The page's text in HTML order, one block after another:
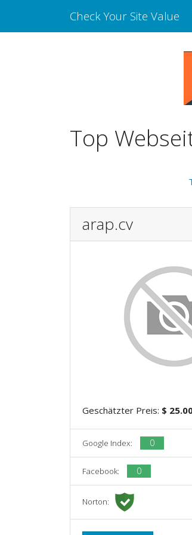
Check Your Site Value
Top
arap.cv
Geschätzter Preis: $
Google Index: 0
Facebook: 0
Norton: